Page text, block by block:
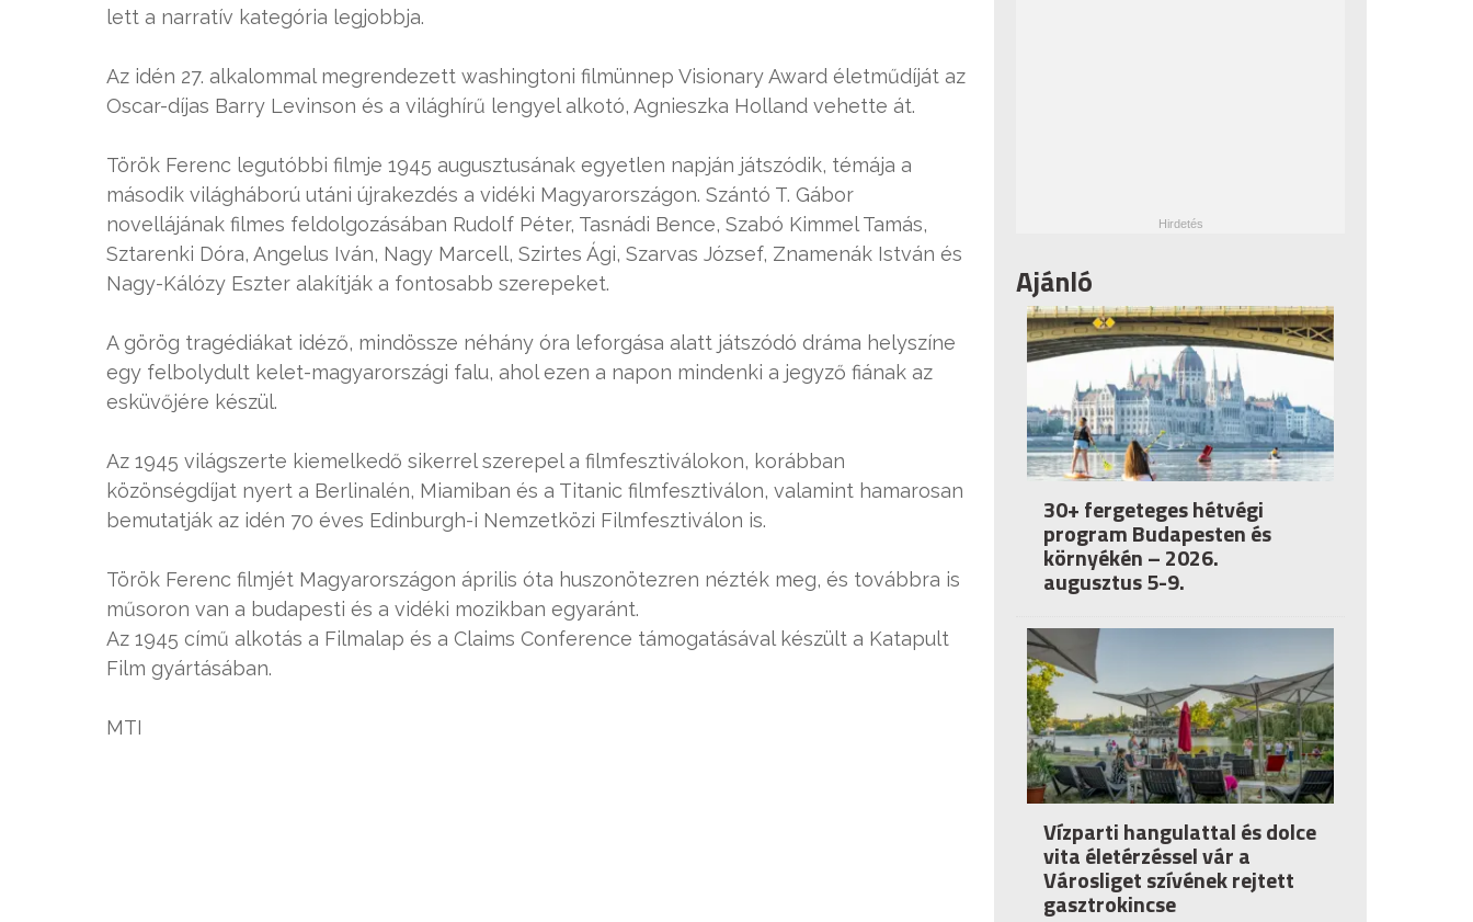
lett a narratív kategória legjobbja.
Az idén 27. alkalommal megrendezett washingtoni filmünnep Visionary Award életműdíját az
Oscar-díjas Barry Levinson és a világhírű lengyel alkotó, Agnieszka Holland vehette át.
Török Ferenc legutóbbi filmje 1945 augusztusának egyetlen napján játszódik, témája a
második világháború utáni újrakezdés a vidéki Magyarországon. Szántó T. Gábor
novellájának filmes feldolgozásában Rudolf Péter, Tasnádi Bence, Szabó Kimmel Tamás,
Sztarenki Dóra, Angelus Iván, Nagy Marcell, Szirtes Ági, Szarvas József, Znamenák István és
Nagy-Kálózy Eszter alakítják a fontosabb szerepeket.
A görög tragédiákat idéző, mindössze néhány óra leforgása alatt játszódó dráma helyszíne
egy felbolydult kelet-magyarországi falu, ahol ezen a napon mindenki a jegyző fiának az
esküvőjére készül.
Az 1945 világszerte kiemelkedő sikerrel szerepel a filmfesztiválokon, korábban
közönségdíjat nyert a Berlinalén, Miamiban és a Titanic filmfesztiválon, valamint hamarosan
bemutatják az idén 70 éves Edinburgh-i Nemzetközi Filmfesztiválon is.
Török Ferenc filmjét Magyarországon április óta huszonötezren nézték meg, és továbbra is
műsoron van a budapesti és a vidéki mozikban egyaránt.
Az 1945 című alkotás a Filmalap és a Claims Conference támogatásával készült a Katapult
Film gyártásában.
MTI
Ajánló
30+ fergeteges hétvégi
program Budapesten és
környékén – 2026.
augusztus 5-9.
Vízparti hangulattal és dolce
vita életérzéssel vár a
Városliget szívének rejtett
gasztrokincse